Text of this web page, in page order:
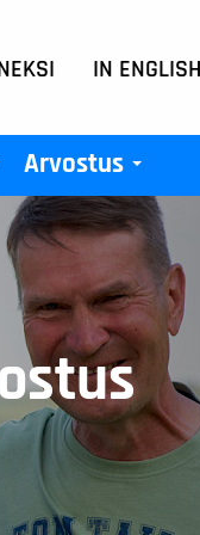
IN ENGLISH
Arvostus